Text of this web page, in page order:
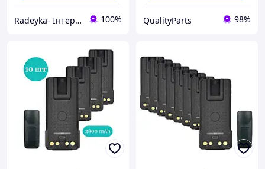
Radeyka- Інтернет магазин рацій та аксесуарів 100% QualityParts 98%